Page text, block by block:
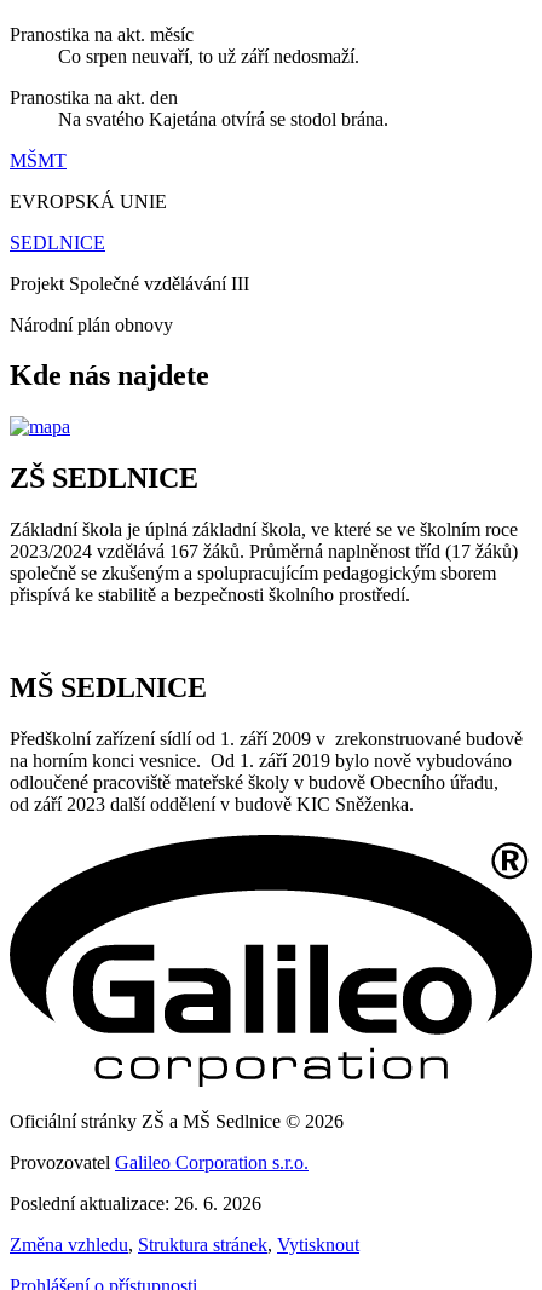
Pranostika na akt. měsíc
Co srpen neuvaří, to už září nedosmaží.
Pranostika na akt. den
Na svatého Kajetána otvírá se stodol brána.
MŠMT
EVROPSKÁ UNIE
SEDLNICE
Projekt Společné vzdělávání III
Národní plán obnovy
Kde nás najdete
ZŠ SEDLNICE
Základní škola je úplná základní škola, ve které se ve školním roce
2023/2024 vzdělává 167 žáků. Průměrná naplněnost tříd (17 žáků)
společně se zkušeným a spolupracujícím pedagogickým sborem
přispívá ke stabilitě a bezpečnosti školního prostředí.
MŠ SEDLNICE
Předškolní zařízení sídlí od 1. září 2009 v zrekonstruované budově
na horním konci vesnice. Od 1. září 2019 bylo nově vybudováno
odloučené pracoviště mateřské školy v budově Obecního úřadu,
od září 2023 další oddělení v budově KIC Sněženka.
Oficiální stránky ZŠ a MŠ Sedlnice © 2026
Provozovatel Galileo Corporation s.r.o.
Poslední aktualizace: 26. 6. 2026
Změna vzhledu, Struktura stránek, Vytisknout
Prohlášení o přístupnosti